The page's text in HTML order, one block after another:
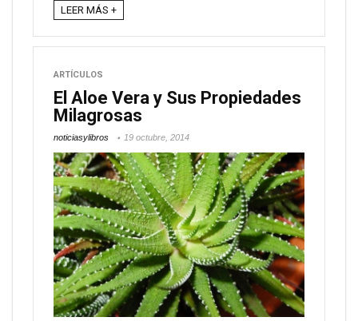
LEER MÁS +
ARTÍCULOS
El Aloe Vera y Sus Propiedades
Milagrosas
noticiasylibros 19 octubre, 2014